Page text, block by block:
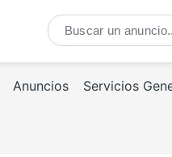
Anuncios Servicios